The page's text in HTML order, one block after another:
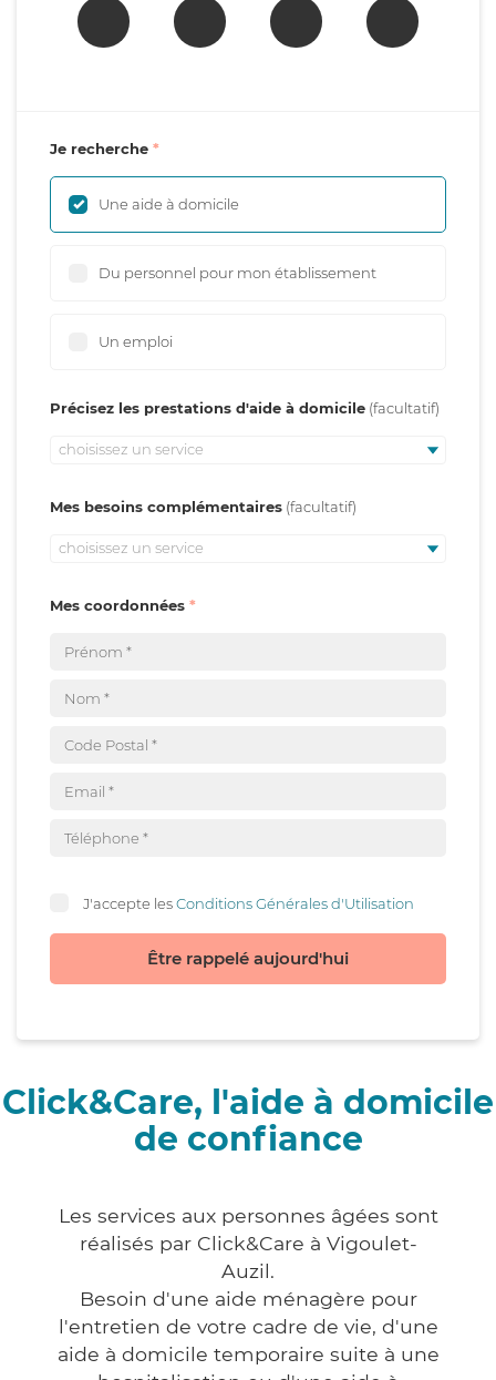
Je recherche
Une aide à domicile
Du personnel pour mon établissement
Un emploi
Précisez les prestations d'aide à domicile
choisissez un service
Mes besoins complémentaires
choisissez un service
Mes coordonnées
J'accepte lesConditions Générales d'Utilisation
Être rappelé aujourd'hui
Click&Care, l'aide à domicile
de confiance
Les services aux personnes âgées sont
réalisés par Click&Care à Vigoulet-
Auzil.
Besoin d'une aide ménagère pour
l'entretien de votre cadre de vie, d'une
aide à domicile temporaire suite à une